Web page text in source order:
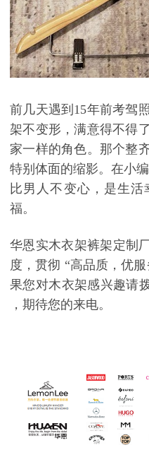
前几天遇到 15年前考驾
架不变形，满意得不得
家一样的角色。那个整
特别体面的缩影。在小
比男人不变心，是生
福。
华恩实木衣架裤架定制
度，贯彻 “高品质，优
果您对木衣架感兴趣请
，期待您的来电。